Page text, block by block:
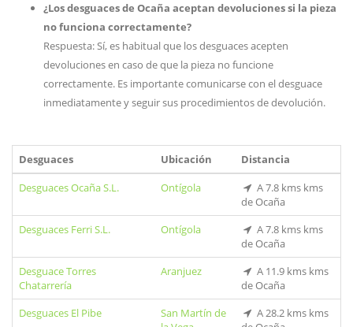
¿Los desguaces de Ocaña aceptan devoluciones si la pieza
no funciona correctamente?
Respuesta: Sí, es habitual que los desguaces acepten
devoluciones en caso de que la pieza no funcione
correctamente. Es importante comunicarse con el desguace
inmediatamente y seguir sus procedimientos de devolución.
Desguaces Ubicación
Distancia
Desguaces Ocaña S.L.
Ontígola
A 7.8 kms kms
de Ocaña
Desguaces Ferri S.L.
Ontígola
A 7.8 kms kms
de Ocaña
Desguace Torres
Chatarrería
Aranjuez
A 11.9 kms kms
de Ocaña
Desguaces El Pibe
San Martín de
A 28.2 kms kms